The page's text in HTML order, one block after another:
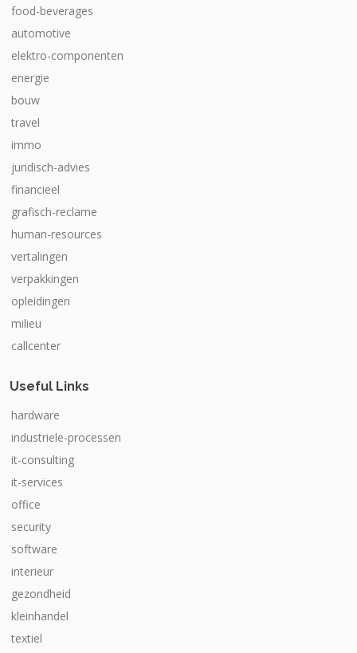
food-beverages
automotive
elektro-componenten
energie
bouw
travel
immo
juridisch-advies
financieel
grafisch-reclame
human-resources
vertalingen
verpakkingen
opleidingen
milieu
callcenter
Useful Links
hardware
industriele-processen
it-consulting
it-services
office
security
software
interieur
gezondheid
kleinhandel
textiel